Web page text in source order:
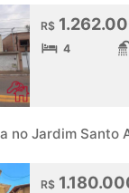
R$
4
no Jardim Santo
R$